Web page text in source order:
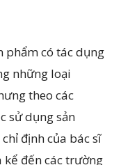
phẩm có tác dụng
những loại
theo các
sử dụng sản
định của bác sĩ
kể đến các trường